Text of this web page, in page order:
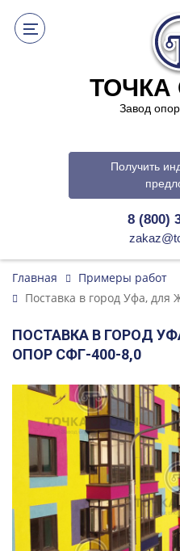
Завод
Получить
8 (800)
Главная
Примеры работ
Поставка в город Уфа,
ПОСТАВКА В ГОРОД
ОПОР СФГ-400-8,0